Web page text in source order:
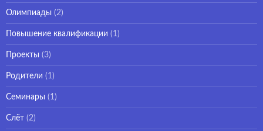
Олимпиады (2)
Повышение квалификации (1)
Проекты (3)
Родители (1)
Семинары (1)
Слёт (2)